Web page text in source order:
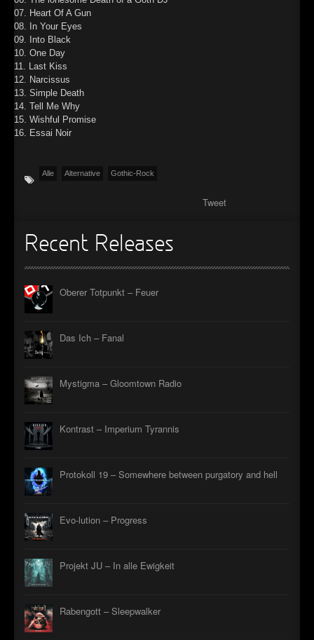
07. Heart Of A Gun
08. In Your Eyes
09. Into Black
10. One Day
11. Last Kiss
12. Narcissus
13. Simple Death
14. Tell Me Why
15. Wishful Promise
16. Essai Noir
Alle Alternative Gothic-Rock
Tweet
Recent Releases
Oberer Totpunkt – Feuer
Das Ich – Fanal
Mystigma – Gloomtown Radio
Kontrast – Imperium Tyrannis
Protokoll 19 – Somewhere between purgatory and hell
Evo-lution – Progress
Projekt JU – In alle Ewigkeit
Rabengott – Sleepwalker